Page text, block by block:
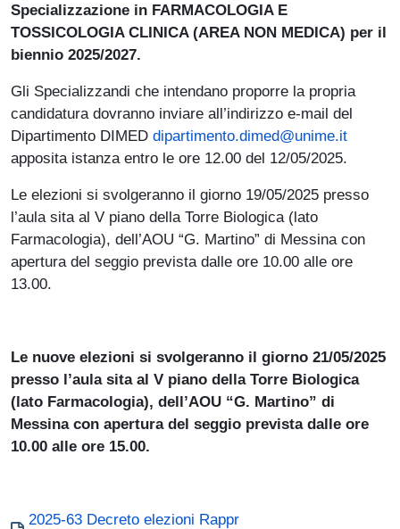
Specializzazione in FARMACOLOGIA E
TOSSICOLOGIA CLINICA (AREA NON MEDICA) per il
biennio 2025/2027.
Gli Specializzandi che intendano proporre la propria
candidatura dovranno inviare all’indirizzo e-mail del
Dipartimento DIMED dipartimento.dimed@unime.it
apposita istanza entro le ore 12.00 del 12/05/2025.
Le elezioni si svolgeranno il giorno 19/05/2025 presso
l’aula sita al V piano della Torre Biologica (lato
Farmacologia), dell’AOU “G. Martino” di Messina con
apertura del seggio prevista dalle ore 10.00 alle ore
13.00.
Le nuove elezioni si svolgeranno il giorno 21/05/2025
presso l’aula sita al V piano della Torre Biologica
(lato Farmacologia), dell’AOU “G. Martino” di
Messina con apertura del seggio prevista dalle ore
10.00 alle ore 15.00.
Documento
2025-63 Decreto elezioni Rappr